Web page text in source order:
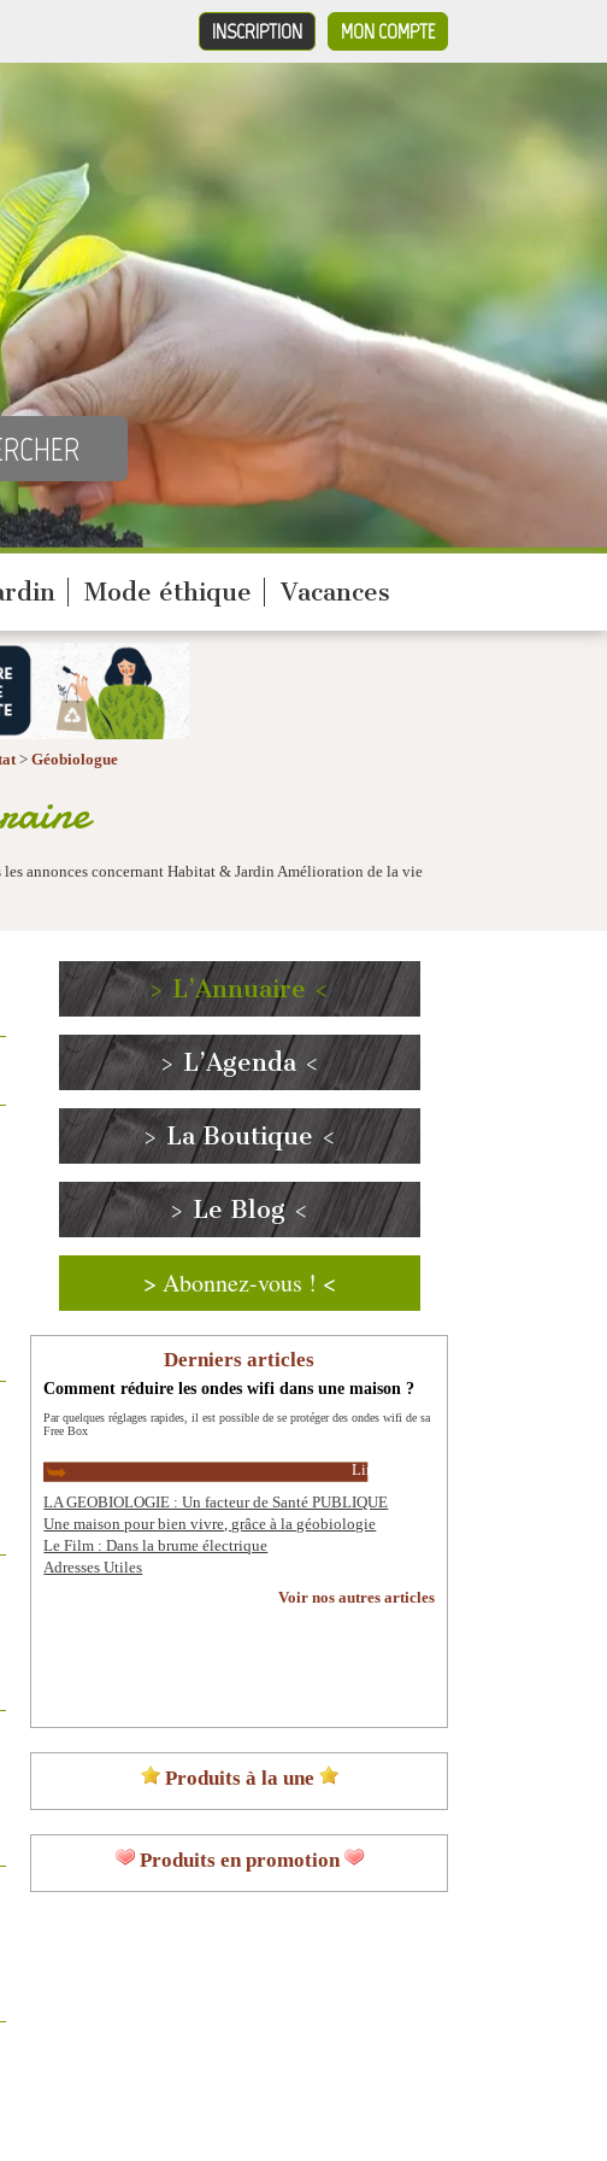
MON COMPTE
INSCRIPTION
Mode éthique Vacances
> Géobiologue
annonces concernant Habitat & Jardin Amélioration de la vie
> L’Annuaire <
> L’Agenda <
> La Boutique <
> Le Blog <
> Abonnez-vous ! <
Derniers articles
Comment réduire les ondes wifi dans une maison ?
Par quelques réglages rapides, il est possible de se protéger des ondes wifi de sa
Free Box
Lire la suite
LA GEOBIOLOGIE : Un facteur de Santé PUBLIQUE
Une maison pour bien vivre, grâce à la géobiologie
Le Film : Dans la brume électrique
Adresses Utiles
Voir nos autres articles
Produits à la une
Produits en promotion